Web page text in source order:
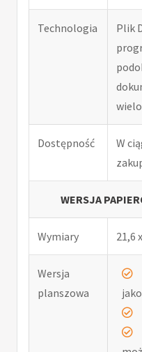
Technologia
Plik
Dostępność
W
WERSJA
Wymiary 21,6
Wersja
planszowa